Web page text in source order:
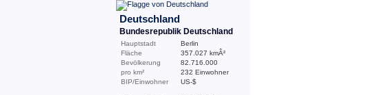
Deutschland
Bundesrepublik Deutschland
Hauptstadt
Berlin
Fläche
357.027 kmÂ²
Bevölkerung
82.716.000
pro km²
232 Einwohner
BIP/Einwohner
US-$